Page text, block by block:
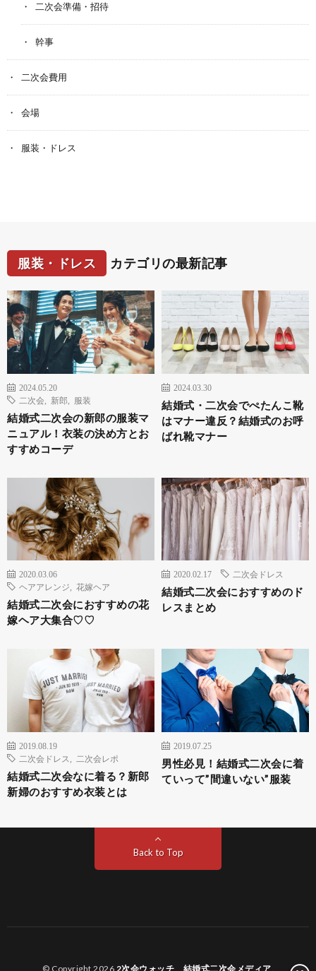
二次会準備・招待
幹事
二次会費用
会場
服装・ドレス
服装・ドレス カテゴリの最新記事
2024.05.20
二次会
新郎 服装
結婚式二次会の新郎の服装マ
ニュアル！衣装の決め方とお
すすめコーデ
2024.03.30
結婚式・二次会でぺたんこ靴
はマナー違反？結婚式のお呼
ばれ靴マナー
2020.03.06
ヘアアレンジ
花嫁ヘア
結婚式二次会におすすめの花
嫁ヘア大集合♡♡
2020.02.17 二次会ドレス
結婚式二次会におすすめのド
レスまとめ
2019.08.19
二次会ドレス
二次会レポ
結婚式二次会なに着る？新郎
新婦のおすすめ衣装とは
2019.07.25
男性必見！結婚式二次会に着
ていって”間違いない”服装
Back to Top
© Copyright 2026 2次会ウォッチ 結婚式二次会メディア